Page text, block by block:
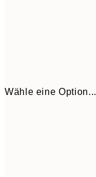
Wähle eine Option...